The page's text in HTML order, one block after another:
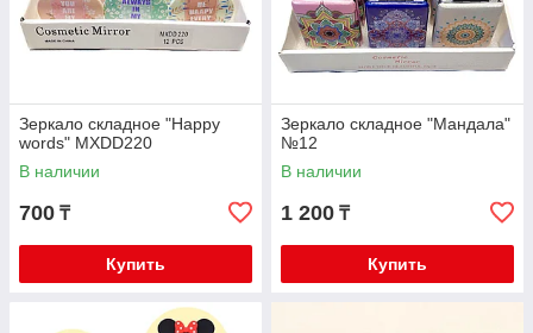
Зеркало складное "Happy
words" MXDD220
В наличии
700 ₸
Купить
Зеркало складное "Мандала"
№12
В наличии
1 200 ₸
Купить